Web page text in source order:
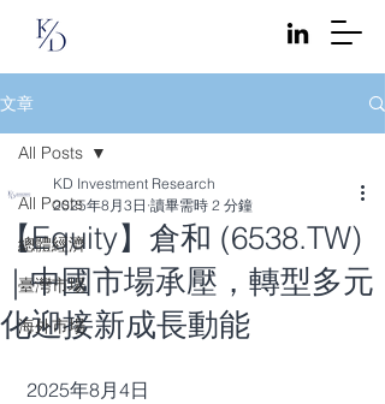
文章
All Posts
總體經濟
臺灣市場
海外市場
All Posts
【Equity】倉和 (6538.TW)
｜中國市場承壓，轉型多元
化迎接新成長動能
KD Investment Research
2025年8月3日 讀畢需時 2 分鐘
2025年8月4日